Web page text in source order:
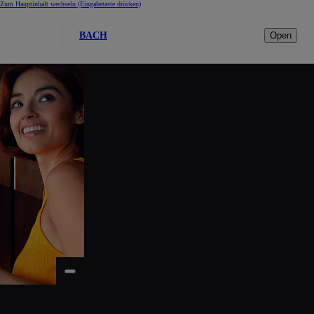
Zum Hauptinhalt wechseln (Eingabetaste drücken)
BACH Open